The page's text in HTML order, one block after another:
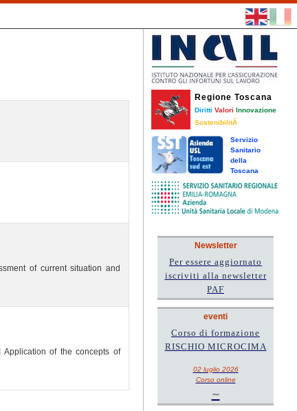
of current situation and
of the concepts of
Regione Toscana
Diritti Valori Innovazione
SostenibilitÃ
Servizio
Sanitario
della
Toscana
Newsletter
Per essere aggiornato
iscriviti alla newsletter
PAF
eventi
Corso di formazione
RISCHIO MICROCIMA
02 luglio 2026
Corso online
~